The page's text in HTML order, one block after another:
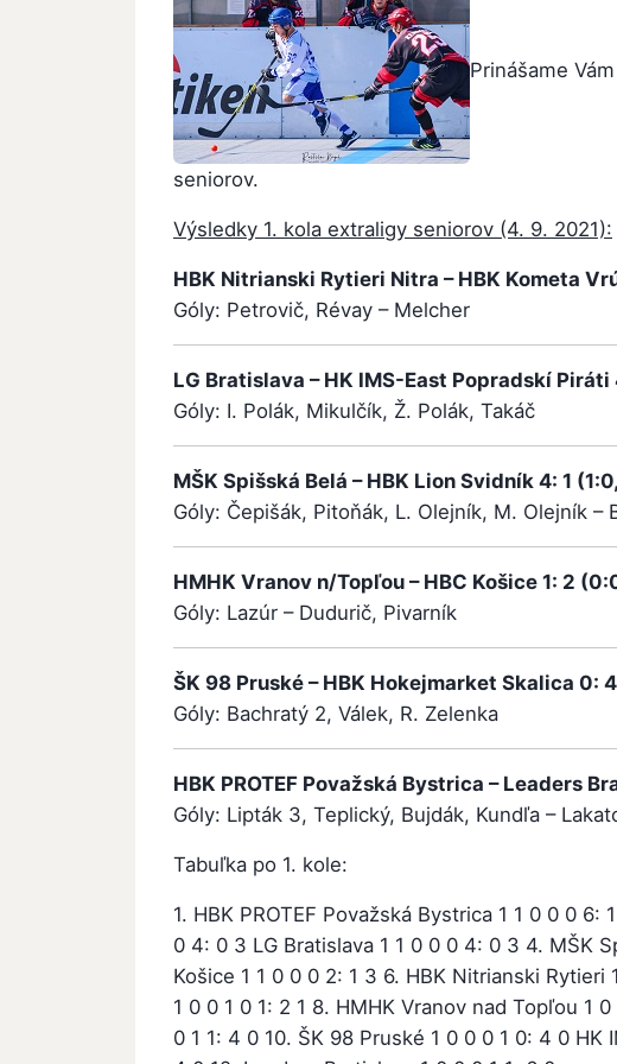
Prinášame
seniorov.
Výsledky 1. kola extraligy seniorov (4. 9. 2021):
HBK Nitrianski Rytieri Nitra – HBK Kometa
Góly: Petrovič, Révay – Melcher
LG Bratislava – HK IMS-East Popradskí Piráti
Góly: I. Polák, Mikulčík, Ž. Polák, Takáč
MŠK Spišská Belá – HBK Lion Svidník 4: 1
Góly: Čepišák, Pitoňák, L. Olejník, M. Olejník –
HMHK Vranov n/Topľou – HBC Košice 1: 2
Góly: Lazúr – Dudurič, Pivarník
ŠK 98 Pruské – HBK Hokejmarket Skalica 0:
Góly: Bachratý 2, Válek, R. Zelenka
HBK PROTEF Považská Bystrica – Leaders
Góly: Lipták 3, Teplický, Bujdák, Kundľa –
Tabuľka po 1. kole:
1. HBK PROTEF Považská Bystrica 1 1 0 0 0
0 4: 0 3 LG Bratislava 1 1 0 0 0 4: 0 3 4. MŠK
Košice 1 1 0 0 0 2: 1 3 6. HBK Nitrianski Rytieri
1 0 0 1 0 1: 2 1 8. HMHK Vranov nad Topľou 1
0 1 1: 4 0 10. ŠK 98 Pruské 1 0 0 0 1 0: 4 0 HK